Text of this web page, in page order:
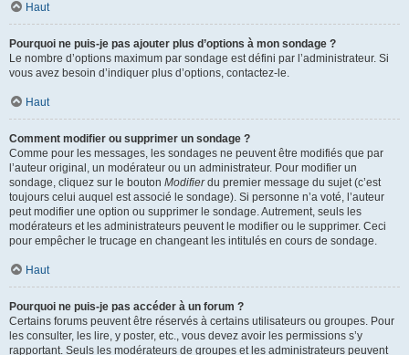
Haut
Pourquoi ne puis-je pas ajouter plus d’options à mon sondage ?
Le nombre d’options maximum par sondage est défini par l’administrateur. Si
vous avez besoin d’indiquer plus d’options, contactez-le.
Haut
Comment modifier ou supprimer un sondage ?
Comme pour les messages, les sondages ne peuvent être modifiés que par
l’auteur original, un modérateur ou un administrateur. Pour modifier un
sondage, cliquez sur le bouton Modifierdu premier message du sujet (c’est
toujours celui auquel est associé le sondage). Si personne n’a voté, l’auteur
peut modifier une option ou supprimer le sondage. Autrement, seuls les
modérateurs et les administrateurs peuvent le modifier ou le supprimer. Ceci
pour empêcher le trucage en changeant les intitulés en cours de sondage.
Haut
Pourquoi ne puis-je pas accéder à un forum ?
Certains forums peuvent être réservés à certains utilisateurs ou groupes. Pour
les consulter, les lire, y poster, etc., vous devez avoir les permissions s’y
rapportant. Seuls les modérateurs de groupes et les administrateurs peuvent